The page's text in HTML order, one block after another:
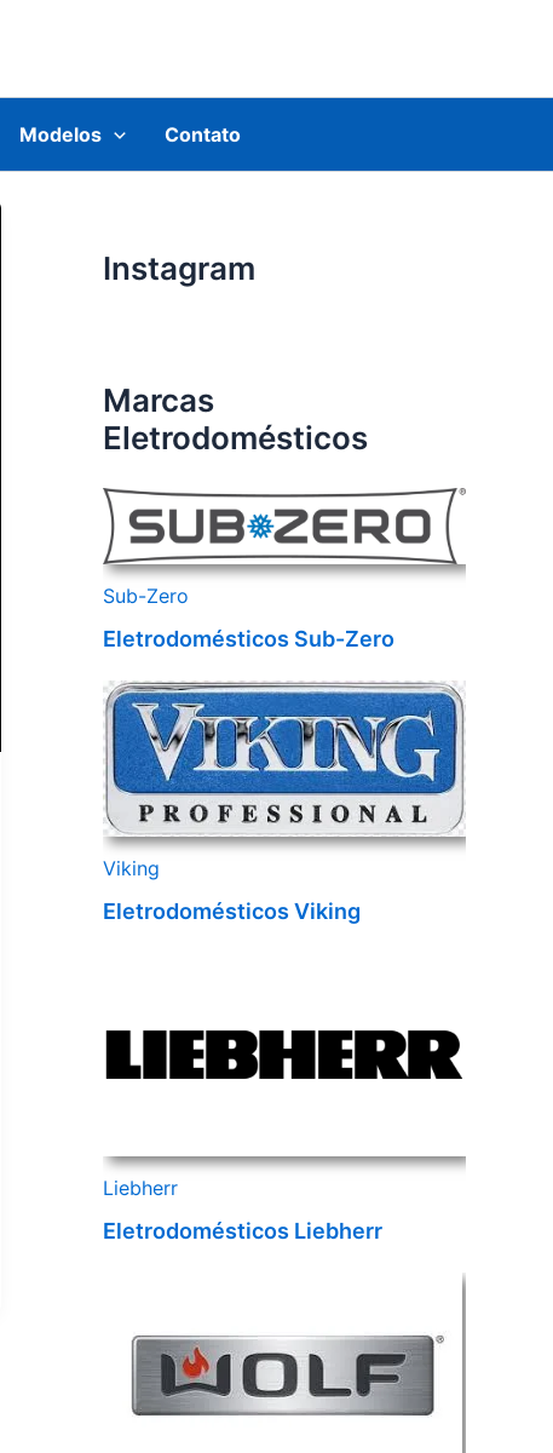
Modelos Contato
Instagram
Marcas
Eletrodomésticos
Sub-Zero
Eletrodomésticos Sub-Zero
Viking
Eletrodomésticos Viking
Liebherr
Eletrodomésticos Liebherr